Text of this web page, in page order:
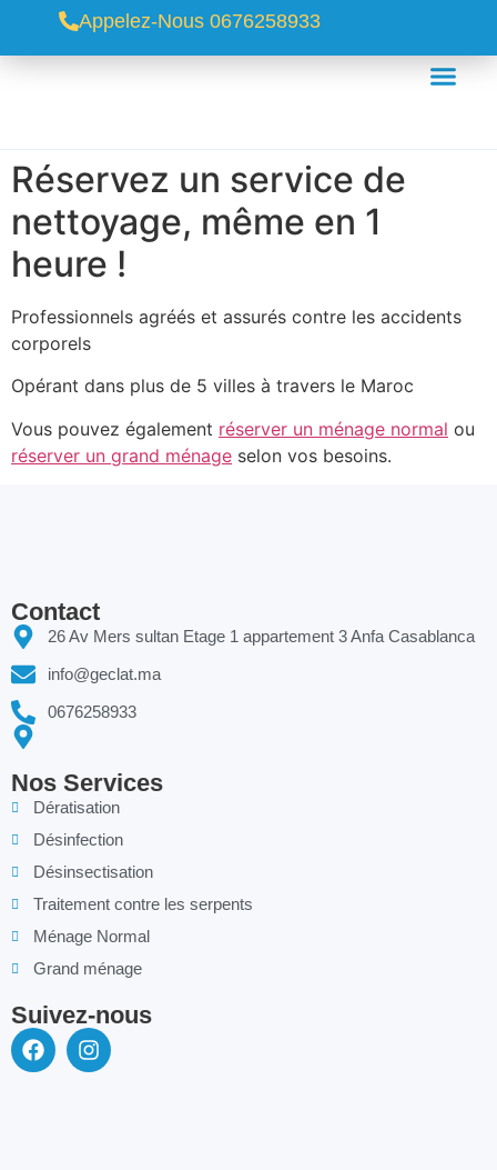
Appelez-Nous 0676258933
Réservez un service de
nettoyage, même en 1
heure !
Professionnels agréés et assurés contre les accidents
corporels
Opérant dans plus de 5 villes à travers le Maroc
Vous pouvez également réserver un ménage normal ou
réserver un grand ménage selon vos besoins.
Contact
26 Av Mers sultan Etage 1 appartement 3 Anfa Casablanca
info@geclat.ma
0676258933
Nos Services
Dératisation
Désinfection
Désinsectisation
Traitement contre les serpents
Ménage Normal
Grand ménage
Suivez-nous